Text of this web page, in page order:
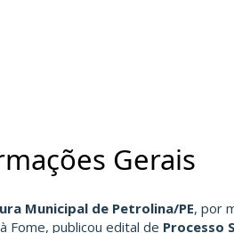
Gerais
Municipal de Petrolina/PE, por
Fome, publicou edital de Processo